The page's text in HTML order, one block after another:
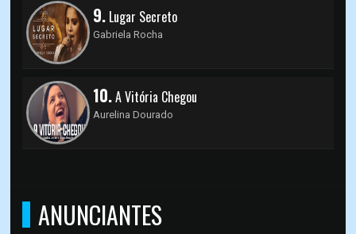
9. Lugar Secreto
Gabriela Rocha
10.A Vitória Chegou
Aurelina Dourado
ANUNCIANTES